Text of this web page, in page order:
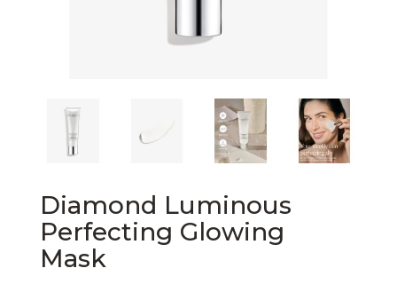
Diamond Luminous
Perfecting Glowing
Mask